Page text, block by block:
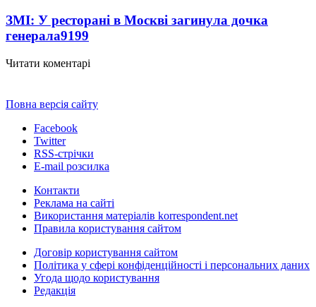
ЗМІ: У ресторані в Москві загинула дочка
генерала9199
Читати коментарі
Повна версія сайту
Facebook
Twitter
RSS-стрічки
E-mail розсилка
Контакти
Реклама на сайті
Використання матеріалів korrespondent.net
Правила користування сайтом
Договір користування сайтом
Політика у сфері конфіденційності і персональних даних
Угода щодо користування
Редакція